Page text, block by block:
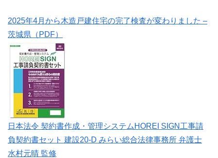
2025年4月から木造戸建住宅の完了検査が変わりました –
茨城県（PDF）
日本法令 契約書作成・管理システムHOREI SIGN工事請
負契約書セット 建設20-D みらい総合法律事務所 弁護士
水村元晴 監修